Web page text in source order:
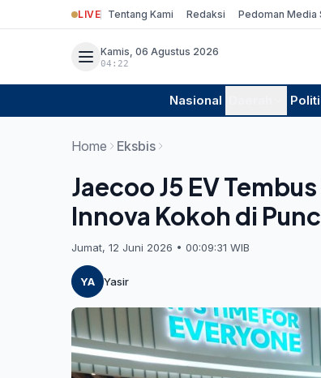
LIVE Tentang Kami Redaksi Pedoman Media
Kamis, 06 Agustus 2026
04:22
Nasional
Home Eksbis
Jaecoo J5 EV
Innova Kokoh di
Jumat, 12 Juni 2026 • 00:09:31 WIB
YA Yasir